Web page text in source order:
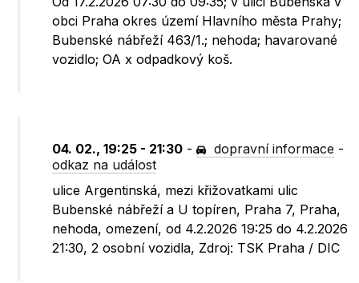
obci Praha okres území Hlavního města Prahy;
Bubenské nábřeží 463/1.; nehoda; havarované
vozidlo; OA x odpadkový koš.
04. 02., 19:25 - 21:30 - dopravní informace -
odkaz na událost
ulice Argentinská, mezi křižovatkami ulic
Bubenské nábřeží a U topíren, Praha 7, Praha,
nehoda, omezení, od 4.2.2026 19:25 do 4.2.2026
21:30, 2 osobní vozidla, Zdroj: TSK Praha / DIC